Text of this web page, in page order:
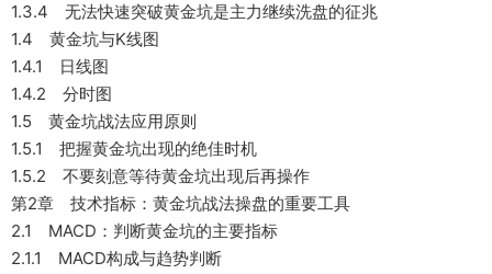
1.3.4 无法快速突破黄金坑是主力继续洗盘的征兆
1.4 黄金坑与K线图
1.4.1 日线图
1.4.2 分时图
1.5 黄金坑战法应用原则
1.5.1 把握黄金坑出现的绝佳时机
1.5.2 不要刻意等待黄金坑出现后再操作
第2章 技术指标：黄金坑战法操盘的重要工具
2.1 MACD：判断黄金坑的主要指标
2.1.1 MACD构成与趋势判断